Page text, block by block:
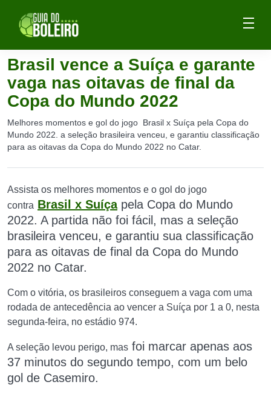
Brasil vence a Suíça e garante
vaga nas oitavas de final da
Copa do Mundo 2022
Melhores momentos e gol do jogo Brasil x Suíça pela Copa do
Mundo 2022. a seleção brasileira venceu, e garantiu classificação
para as oitavas da Copa do Mundo 2022 no Catar.
Assista os melhores momentos e o gol do jogo
contra Brasil x Suíça pela Copa do Mundo
2022. A partida não foi fácil, mas a seleção
brasileira venceu, e garantiu sua classificação
para as oitavas de final da Copa do Mundo
2022 no Catar.
Com o vitória, os brasileiros conseguem a vaga com uma
rodada de antecedência ao vencer a Suíça por 1 a 0, nesta
segunda-feira, no estádio 974.
A seleção levou perigo, mas foi marcar apenas aos
37 minutos do segundo tempo, com um belo
gol de Casemiro.